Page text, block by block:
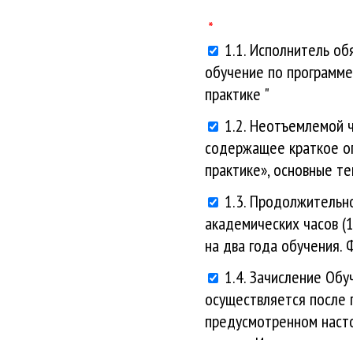
1.1. Исполнитель
обучение по
практике "
1.2. Неотъемлемой
содержащее краткое
практике», основные
1.3.
академических часов
на два года
1.4. Зачисление
осуществляется
предусмотренном